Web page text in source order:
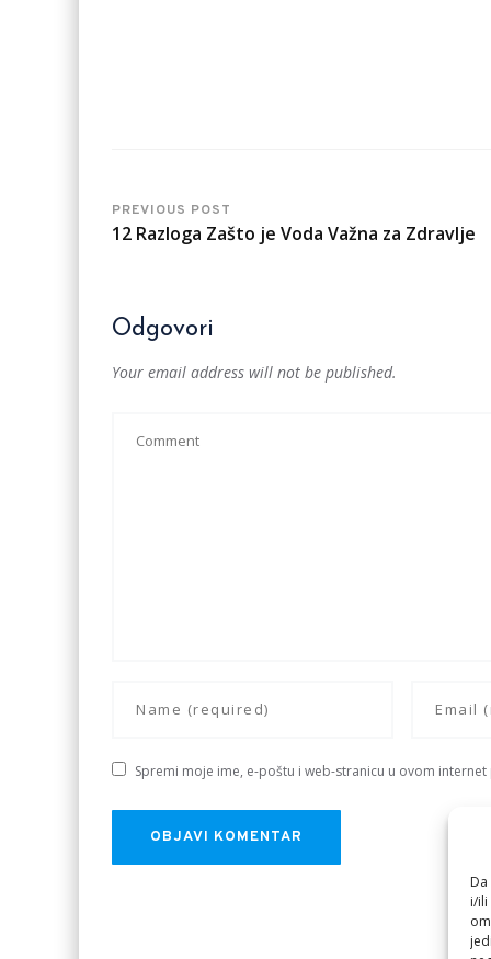
i/ili
PREVIOUS POST
12 Razloga Zašto je Voda Važna za Zdravlje
Odgovori
Your email address will not be published.
Spremi moje ime, e-poštu i web-stranicu u ovom